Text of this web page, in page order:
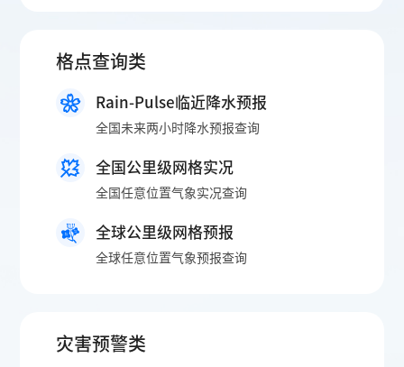
格点查询类
Rain-Pulse临近降水预报
全国未来两小时降水预报查询
全国公里级网格实况
全国任意位置气象实况查询
全球公里级网格预报
全球任意位置气象预报查询
灾害预警类